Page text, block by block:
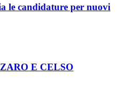
le candidature per nuovi
E CELSO